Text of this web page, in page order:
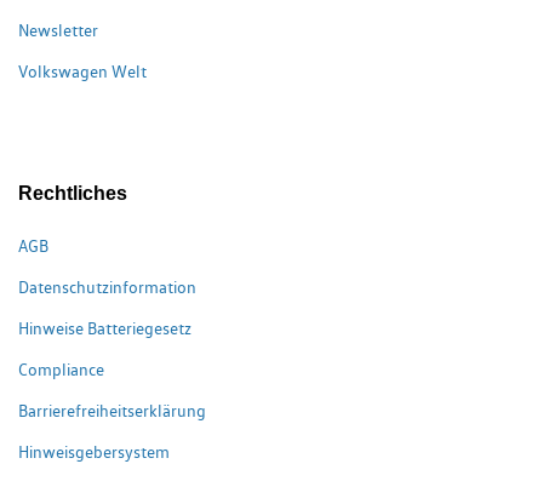
Newsletter
Volkswagen Welt
Rechtliches
AGB
Datenschutzinformation
Hinweise Batteriegesetz
Compliance
Barrierefreiheitserklärung
Hinweisgebersystem